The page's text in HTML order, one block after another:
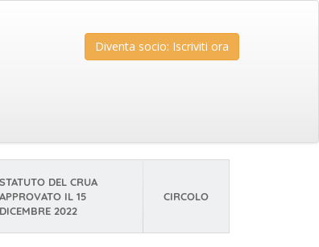
Diventa socio: Iscriviti ora
STATUTO DEL CRUA
APPROVATO IL 15
DICEMBRE 2022
CIRCOLO